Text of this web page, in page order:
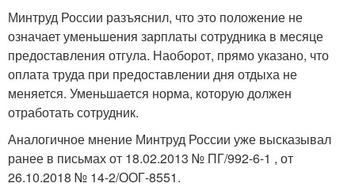
Минтруд России разъяснил, что это положение не
означает уменьшения зарплаты сотрудника в месяце
предоставления отгула. Наоборот, прямо указано, что
оплата труда при предоставлении дня отдыха не
меняется. Уменьшается норма, которую должен
отработать сотрудник.
Аналогичное мнение Минтруд России уже высказывал
ранее в письмах от 18.02.2013 № ПГ/992-6-1 , от
26.10.2018 № 14-2/ООГ-8551.